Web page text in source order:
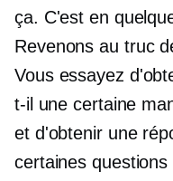
ça. C'est en
Revenons au truc
Vous essayez
t-il une certaine
et d'obtenir une
certaines